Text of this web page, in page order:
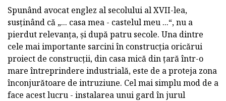
Spunând avocat englez al secolului al XVII-lea,
susținând că „... casa mea - castelul meu ...“, nu a
pierdut relevanța, și după patru secole. Una dintre
cele mai importante sarcini în construcția oricărui
proiect de construcții, din casa mică din țară într-o
mare întreprindere industrială, este de a proteja zona
înconjurătoare de intruziune. Cel mai simplu mod de a
face acest lucru - instalarea unui gard în jurul